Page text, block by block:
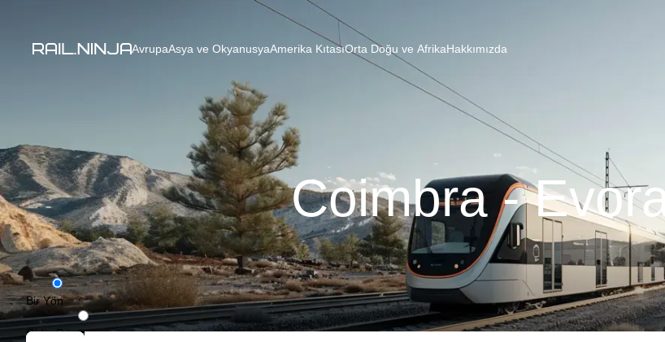
AvrupaAsya ve OkyanusyaAmerika KıtasıOrta Doğu ve AfrikaHakkımızda
Coimbra -
Bir Yön
Gidiş-Dönüş